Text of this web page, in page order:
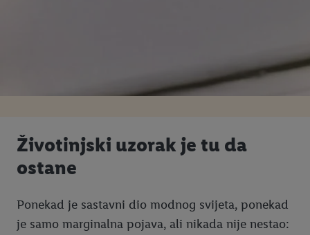
Životinjski uzorak je tu da
ostane
Ponekad je sastavni dio modnog svijeta, ponekad
je samo marginalna pojava, ali nikada nije nestao: